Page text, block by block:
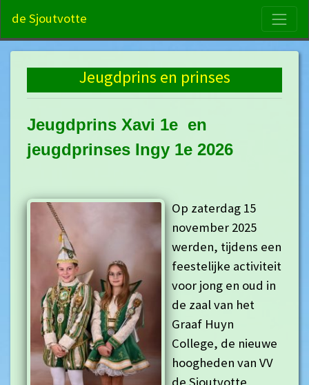
de Sjoutvotte
Jeugdprins en prinses
Jeugdprins Xavi 1e en
jeugdprinses Ingy 1e 2026
Op zaterdag 15
november 2025
werden, tijdens een
feestelijke activiteit
voor jong en oud in
de zaal van het
Graaf Huyn
College, de nieuwe
hoogheden van VV
de Sjoutvotte